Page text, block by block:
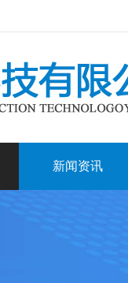
新闻资讯